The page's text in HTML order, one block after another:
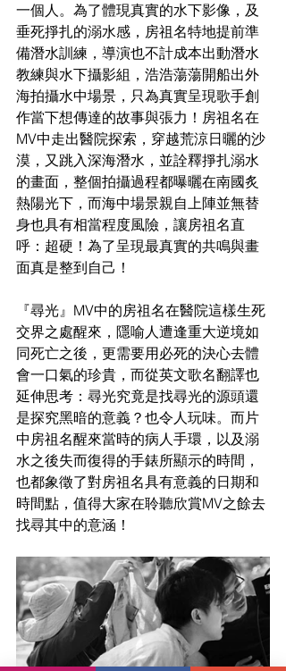
一個人。為了體現真實的水下影像，及
垂死掙扎的溺水感，房祖名特地提前準
備潛水訓練，導演也不計成本出動潛水
教練與水下攝影組，浩浩蕩蕩開船出外
海拍攝水中場景，只為真實呈現歌手創
作當下想傳達的故事與張力！房祖名在
MV中走出醫院探索，穿越荒涼日曬的沙
漠，又跳入深海潛水，並詮釋掙扎溺水
的畫面，整個拍攝過程都曝曬在南國炙
熱陽光下，而海中場景親自上陣並無替
身也具有相當程度風險，讓房祖名直
呼：超硬！為了呈現最真實的共鳴與畫
面真是整到自己！
『尋光』MV中的房祖名在醫院這樣生死
交界之處醒來，隱喻人遭逢重大逆境如
同死亡之後，更需要用必死的決心去體
會一口氣的珍貴，而從英文歌名翻譯也
延伸思考：尋光究竟是找尋光的源頭還
是探究黑暗的意義？也令人玩味。而片
中房祖名醒來當時的病人手環，以及溺
水之後失而復得的手錶所顯示的時間，
也都象徵了對房祖名具有意義的日期和
時間點，值得大家在聆聽欣賞MV之餘去
找尋其中的意涵！